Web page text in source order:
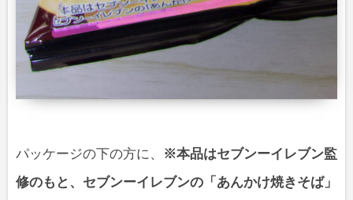
パッケージの下の方に、
※本品はセブンーイレブン監
修のもと、セブンーイレブンの「あんかけ焼きそば」